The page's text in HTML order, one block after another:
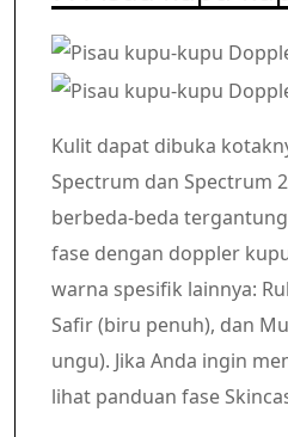
Kulit dapat dibuka
Spectrum dan Spectrum
berbeda-beda
fase dengan doppler
warna spesifik lainnya:
Safir (biru penuh), dan
ungu). Jika Anda ingin
lihat panduan fase